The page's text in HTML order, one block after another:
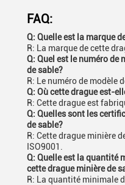
FAQ:
Q: Quelle est la marque
R: La marque de cette
Q: Quel est le numéro de
de sable?
R: Le numéro de modèle
Q: Où cette drague est-
R: Cette drague est
Q: Quelles sont les
de sable?
R: Cette drague minière
ISO9001.
Q: Quelle est la quantité
cette drague minière de
R: La quantité minimale